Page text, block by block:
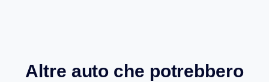
Altre auto che potrebbero